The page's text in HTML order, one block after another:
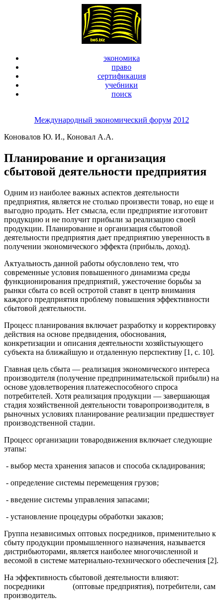
экономика
право
сертификация
учебники
поиск
Международный экономический форум 2012
Коновалов Ю. И., Коновал А.А.
Планирование и организация
сбытовой деятельности предприятия
Одним из наиболее важных аспектов деятельности
предприятия, является не столько произвести товар, но еще и
выгодно продать. Нет смысла, если предприятие изготовит
продукцию и не получит прибыли за реализацию своей
продукции. Планирование и организация сбытовой
деятельности предприятия дает предприятию уверенность в
получении экономического эффекта (прибыль, доход).
Актуальность данной работы обусловлено тем, что
современные условия повышенного динамизма среды
функционирования предприятий, ужесточение борьбы за
рынки сбыта со всей остротой ставят в центр внимания
каждого предприятия проблему повышения эффективности
сбытовой деятельности.
Процесс планирования включает разработку и корректировку
действия на основе предвидения, обоснования,
конкретизации и описания деятельности хозяйстыующего
субъекта на ближайшую и отдаленную перспективу [1, c. 10].
Главная цель сбыта — реализация экономического интереса
производителя (получение предпринимательской прибыли) на
основе удовлетворения платежеспособного спроса
потребителей. Хотя реализация продукции — завершающая
стадия хозяйственной деятельности товаропроизводителя, в
рыночных условиях планирование реализации предшествует
производственной стадии.
Процесс организации товародвижения включает следующие
этапы:
- выбор места хранения запасов и способа складирования;
- определение системы перемещения грузов;
- введение системы управления запасами;
- установление процедуры обработки заказов;
Группа независимых оптовых посредников, применительно к
сбыту продукции промышленного назначения, называется
дистрибьюторами, является наиболее многочисленной и
весомой в системе материально-технического обеспечения [2].
На эффективность сбытовой деятельности влияют:
посредники (оптовые предприятия), потребители, сам
производитель.